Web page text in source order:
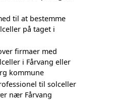
til at bestemme
på taget i
firmaer med
i Fårvang eller
kommune
til solceller
nær Fårvang